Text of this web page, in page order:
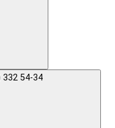
+7 (812) 332 54-34